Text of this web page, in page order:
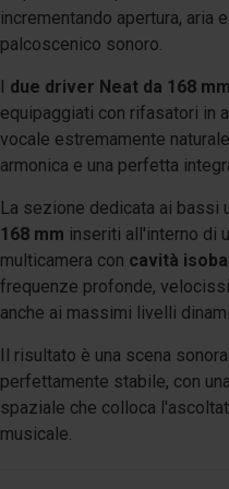
incrementando apertura, aria
palcoscenico sonoro.
I due driver Neat da 168 mm
equipaggiati con rifasatori in
vocale estremamente
armonica e una perfetta
La sezione dedicata ai bassi
168 mm inseriti all'interno di
multicamera con cavità
frequenze profonde,
anche ai massimi livelli
Il risultato è una scena
perfettamente stabile, con
spaziale che colloca
musicale.